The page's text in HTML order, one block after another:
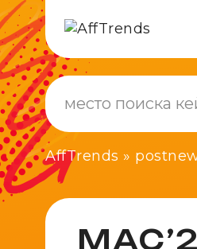
AffTrends »